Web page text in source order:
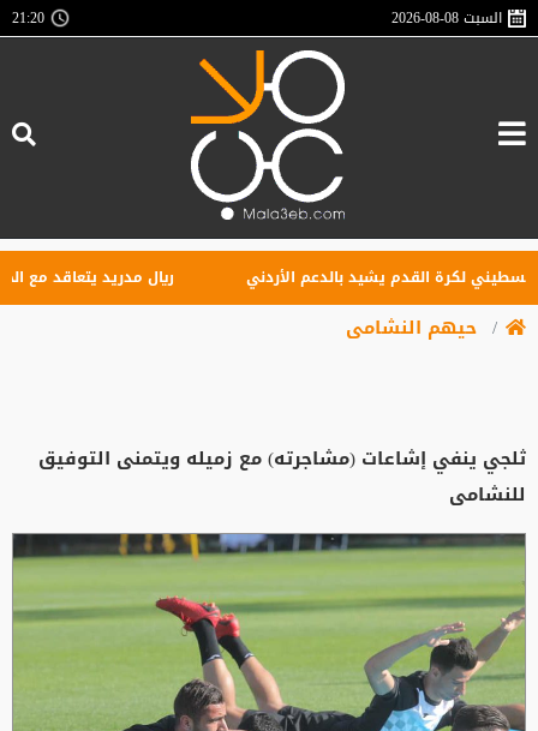
السبت2026-08-08
21:20
لكرة القدم يشيد بالدعم الأردني ريال مدريد يتعاقد مع
حيهم النشامى
ثلجي ينفي إشاعات (مشاجرته) مع زميله ويتمنى التوفيق
للنشامى